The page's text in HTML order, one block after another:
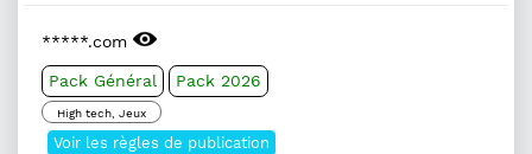
*****.com
Pack Général Pack 2026
High tech, Jeux
Voir les règles de publication